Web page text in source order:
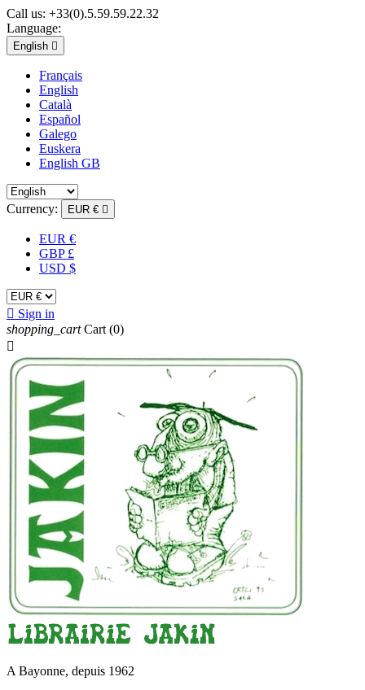
Call us: +33(0).5.59.59.22.32
Language:
English 
Français
English
Català
Español
Galego
Euskera
English GB
Currency: EUR € 
EUR €
GBP £
USD $
 Sign in
shopping_cart Cart (0)

A Bayonne, depuis 1962